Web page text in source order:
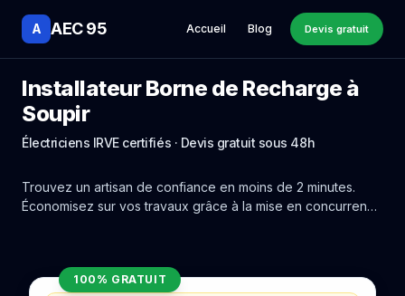
A AEC 95 Accueil Blog Devis gratuit
Installateur Borne de Recharge à
Soupir
Électriciens IRVE certifiés · Devis gratuit sous 48h
Trouvez un artisan de confiance en moins de 2 minutes.
Économisez sur vos travaux grâce à la mise en concurrence
100% GRATUIT